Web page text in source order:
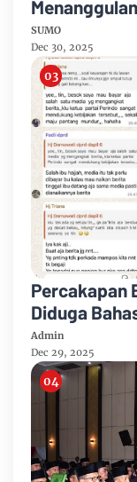
Bengkalis
SUMO
Dec 30, 2025
Percakapan
Diduga
Dukung
Admin
Dec 29, 2025